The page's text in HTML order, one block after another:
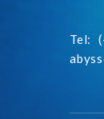
Tel: